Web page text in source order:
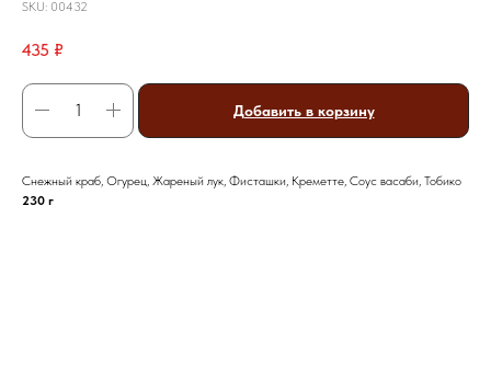
SKU: 00432
435 ₽
Добавить в корзину
Снежный краб, Огурец, Жареный лук, Фисташки, Креметте, Соус васаби, Тобико
230 г